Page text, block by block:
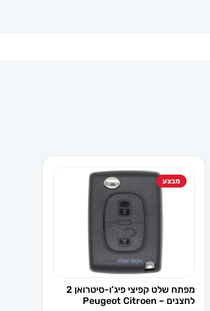
מבצע
מפתח שלט קפיצי פיג’ו-סיטרואן 2
לחצנים – Peugeot Citroen